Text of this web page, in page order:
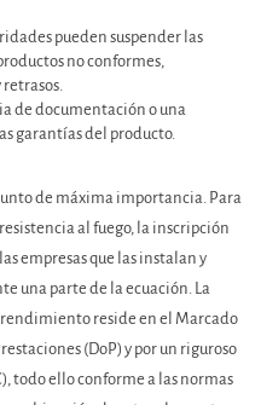
pueden suspender las
no conformes,
de documentación o una
garantías del producto.
de máxima importancia. Para
al fuego, la inscripción
empresas que las instalan y
una parte de la ecuación. La
reside en el Marcado
(DoP) y por un riguroso
todo ello conforme a las normas